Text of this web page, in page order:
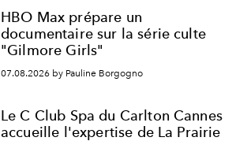
HBO Max prépare un
documentaire sur la série culte
"Gilmore Girls"
07.08.2026 by Pauline Borgogno
Le C Club Spa du Carlton Cannes
accueille l'expertise de La Prairie